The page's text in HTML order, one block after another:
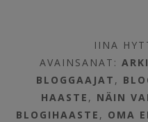
IINA
AVAINSANAT: ARKI
BLOGGAAJAT ,
HAASTE , NÄIN
BLOGIHAASTE , OMA